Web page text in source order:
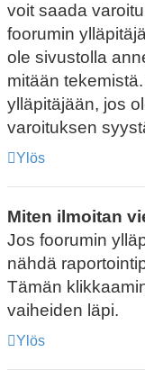
voit saada
foorumin
ole sivustolla
mitään
ylläpitäjään, jos
varoituksen
Ylös
Miten ilmoitan
Jos foorumin
nähdä
Tämän
vaiheiden läpi.
Ylös